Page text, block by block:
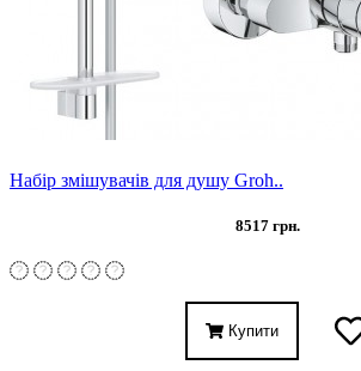
Набір змішувачів для душу Groh..
8517 грн.
Купити